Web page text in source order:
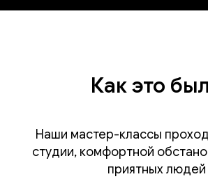
Как это
Наши мастер-классы
студии, комфортной
приятных людей